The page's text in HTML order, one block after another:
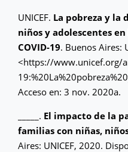
UNICEF. La pobreza y la
niños y adolescentes
COVID-19. Buenos Aires:
<https://www.unicef.org/
Acceso en: 3 nov. 2020a.
_____. El impacto de la
familias con niñas,
Aires: UNICEF, 2020.